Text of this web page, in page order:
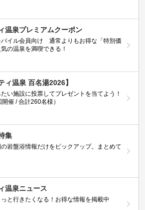
温泉プレミアムクーポン
バイル会員向け 通常よりもお得な「特別価
の温泉を満喫できる！
ィ温泉 百名湯2026】
い施設に投票してプレゼントを当てよう！
開催 / 合計260名様）
集
の岩盤浴情報だけをピックアップ。まとめて
温泉ニュース
と行きたくなる！お得な情報を掲載中